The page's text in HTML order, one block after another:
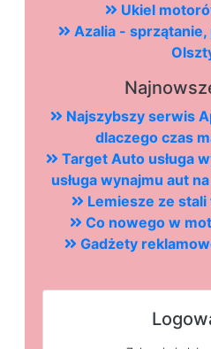
Ukiel
Azalia -
Najszybszy serwis
dlaczego czas
Target Auto usługa
usługa wynajmu aut
Lemiesze ze
Co nowego w
Gadżety